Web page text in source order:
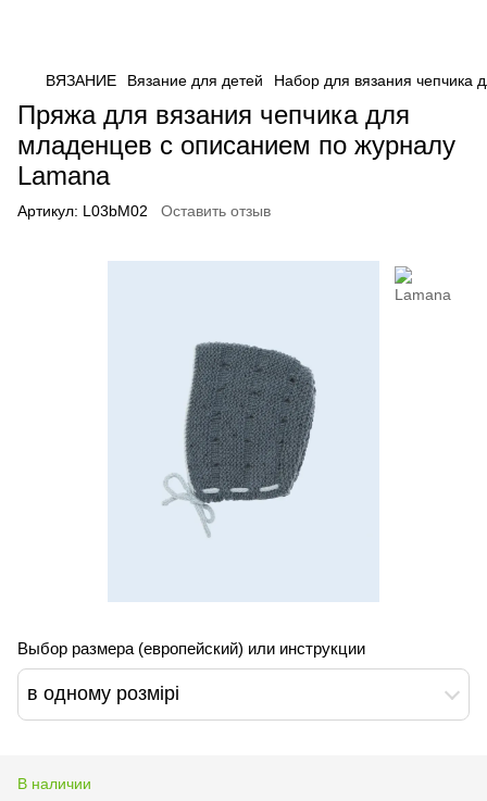
ВЯЗАНИЕ Вязание для детей Набор для вязания чепчика
Пряжа для вязания чепчика для
младенцев с описанием по журналу
Lamana
Артикул: L03bM02 Оставить отзыв
Выбор размера (европейский) или инструкции
в одному розмірі
В наличии